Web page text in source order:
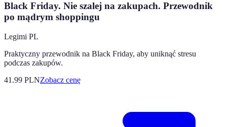
Black Friday. Nie szalej na zakupach. Przewodnik
po mądrym shoppingu
Legimi PL
Praktyczny przewodnik na Black Friday, aby uniknąć stresu
podczas zakupów.
41.99 PLNZobacz cenę